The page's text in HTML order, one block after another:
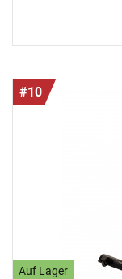
#10
Auf Lager